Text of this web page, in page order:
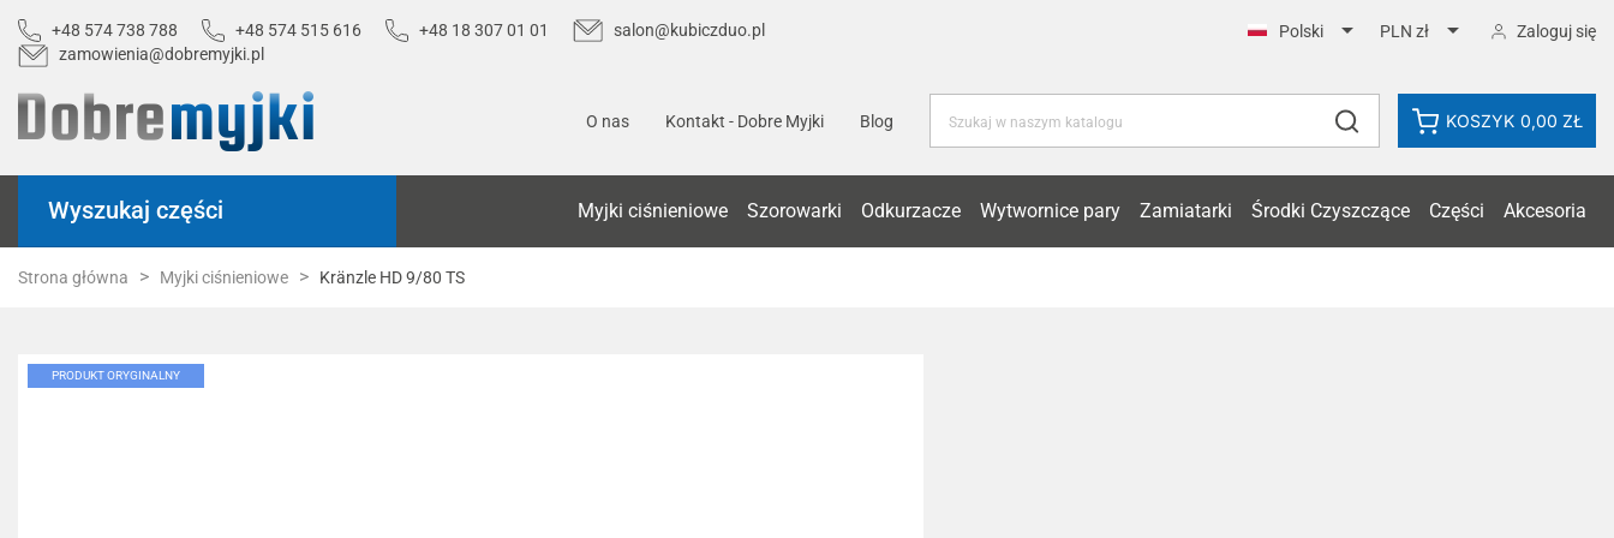
+48 574 738 788 +48 574 515 616 +48 18 307 01 01
salon@kubiczduo.pl
zamowienia@dobremyjki.pl
Polski  PLN zł  Zaloguj się
O nas Kontakt - Dobre Myjki Blog KOSZYK 0,00 ZŁ
Wyszukaj części Myjki ciśnieniowe Szorowarki Odkurzacze Wytwornice pary Zamiatarki Środki Czyszczące Części Akcesoria
Strona główna Myjki ciśnieniowe Kränzle HD 9/80 TS
PRODUKT ORYGINALNY